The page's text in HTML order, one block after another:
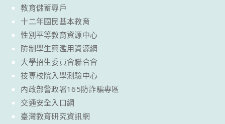
教育儲蓄專戶
十二年國民基本教育
性別平等教育資源中心
防制學生藥濫用資源網
大學招生委員會聯合會
技專校院入學測驗中心
內政部警政署165防詐騙專區
交通安全入口網
臺灣教育研究資訊網